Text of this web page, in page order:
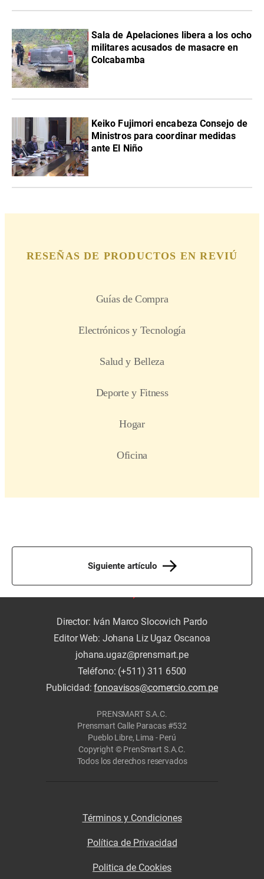
Sala de Apelaciones libera a los ocho
militares acusados de masacre en
Colcabamba
Keiko Fujimori encabeza Consejo de
Ministros para coordinar medidas
ante El Niño
Siguiente artículo
Director: Iván Marco Slocovich Pardo
Editor Web: Johana Liz Ugaz Oscanoa
johana.ugaz@prensmart.pe
Teléfono: (+511) 311 6500
Publicidad:fonoavisos@comercio.com.pe
PRENSMART S.A.C.
Prensmart Calle Paracas #532
Pueblo Libre, Lima - Perú
Copyright © PrenSmart S.A.C.
Todos los derechos reservados
Términos y Condiciones
Política de Privacidad
Politica de Cookies